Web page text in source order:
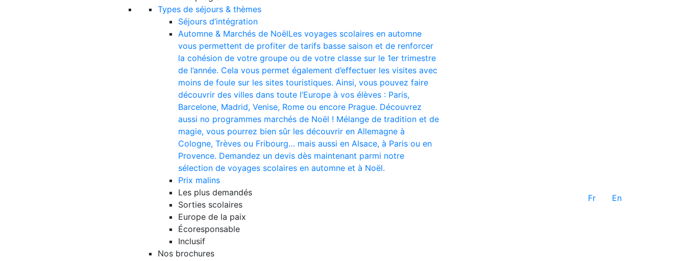
Types de séjours & thèmes
Séjours d’intégration
Automne & Marchés de NoëlLes voyages scolaires en automne
vous permettent de profiter de tarifs basse saison et de renforcer
la cohésion de votre groupe ou de votre classe sur le 1er trimestre
de l’année. Cela vous permet également d’effectuer les visites avec
moins de foule sur les sites touristiques. Ainsi, vous pouvez faire
découvrir des villes dans toute l’Europe à vos élèves : Paris,
Barcelone, Madrid, Venise, Rome ou encore Prague. Découvrez
aussi no programmes marchés de Noël ! Mélange de tradition et de
magie, vous pourrez bien sûr les découvrir en Allemagne à
Cologne, Trèves ou Fribourg… mais aussi en Alsace, à Paris ou en
Provence. Demandez un devis dès maintenant parmi notre
sélection de voyages scolaires en automne et à Noël.
Prix malins
Les plus demandés
Sorties scolaires
Europe de la paix
Écoresponsable
Inclusif
Nos brochures
Fr En